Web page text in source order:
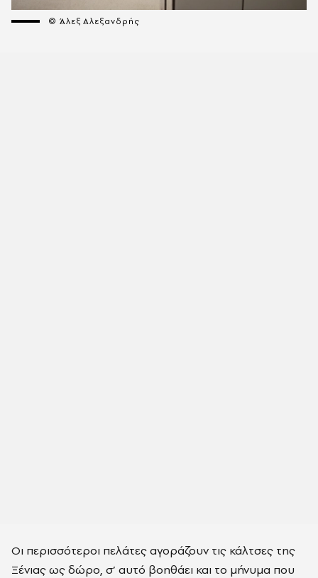
© Άλεξ Αλεξανδρής
Οι περισσότεροι πελάτες αγοράζουν τις κάλτσες της
Ξένιας ως δώρο, σ’ αυτό βοηθάει και το μήνυμα που